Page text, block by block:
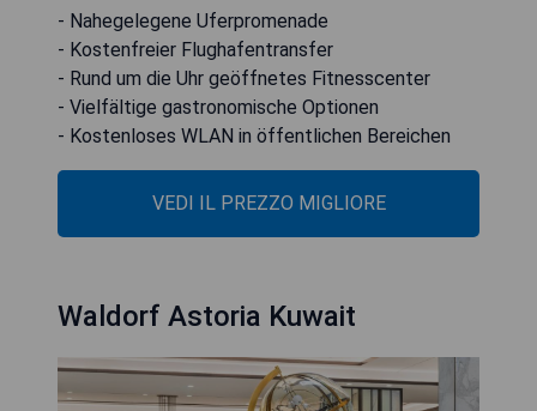
- Nahegelegene Uferpromenade
- Kostenfreier Flughafentransfer
- Rund um die Uhr geöffnetes Fitnesscenter
- Vielfältige gastronomische Optionen
- Kostenloses WLAN in öffentlichen Bereichen
VEDI IL PREZZO MIGLIORE
Waldorf Astoria Kuwait